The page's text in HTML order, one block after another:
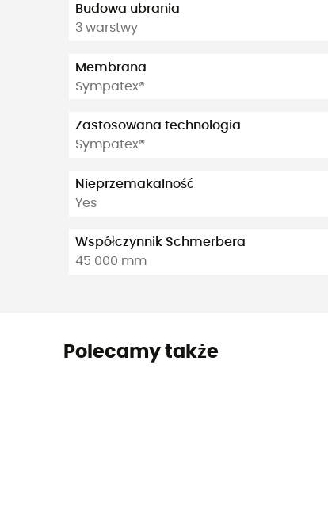
Budowa ubrania
3 warstwy
Membrana
Sympatex®
Zastosowana technologia
Sympatex®
Nieprzemakalność
Yes
Współczynnik Schmerbera
45 000 mm
Polecamy także